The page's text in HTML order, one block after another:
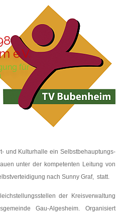
e.V.
für
und Kulturhalle ein Selbstbehauptungs-
unter der kompetenten Leitung von
nach Sunny Graf, statt.
der Kreisverwaltung
Gau-Algesheim. Organisiert